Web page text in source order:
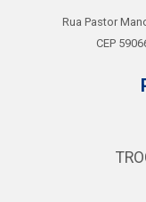
Rua Pastor
CEP